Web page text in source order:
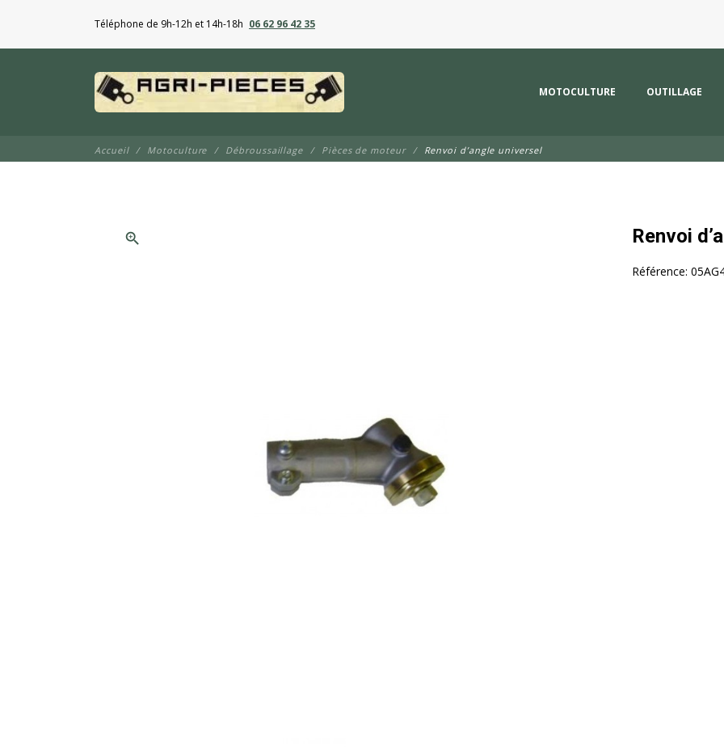
Téléphone de 9h-12h et 14h-18h 06 62 96 42 35
MOTOCULTURE OUTILLAGE
Accueil Motoculture Débroussaillage Pièces de moteur Renvoi d’angle universel
zoom_in Renvoi
Référence: